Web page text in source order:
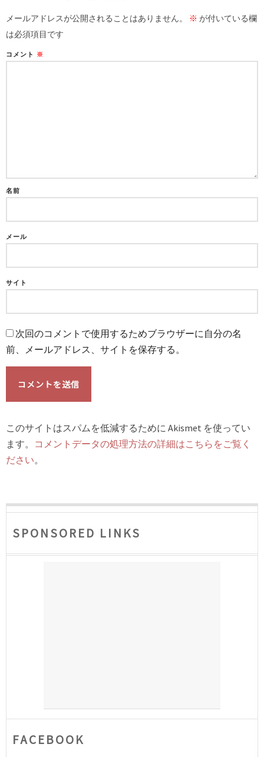
メールアドレスが公開されることはありません。 ※ が付いている欄
は必須項目です
コメント ※
名前
メール
サイト
次回のコメントで使用するためブラウザーに自分の名
前、メールアドレス、サイトを保存する。
このサイトはスパムを低減するために Akismet を使ってい
ます。 コメントデータの処理方法の詳細はこちらをご覧く
ださい。
SPONSORED LINKS
FACEBOOK